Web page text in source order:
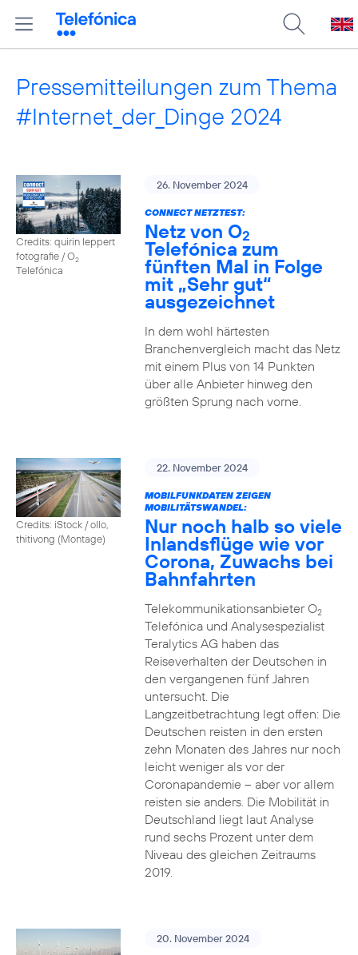
Pressemitteilungen zum Thema
#Internet_der_Dinge 2024
Credits: quirin leppert
fotografie / O2
Telefónica
26. November 2024
CONNECT NETZTEST:
Netz von O2
Telefónica zum
fünften Mal in Folge
mit „Sehr gut“
ausgezeichnet
In dem wohl härtesten
Branchenvergleich macht das Netz
mit einem Plus von 14 Punkten
über alle Anbieter hinweg den
größten Sprung nach vorne.
Credits: iStock / ollo,
thitivong (Montage)
22. November 2024
MOBILFUNKDATEN ZEIGEN
MOBILITÄTSWANDEL:
Nur noch halb so viele
Inlandsflüge wie vor
Corona, Zuwachs bei
Bahnfahrten
Telekommunikationsanbieter O2
Telefónica und Analysespezialist
Teralytics AG haben das
Reiseverhalten der Deutschen in
den vergangenen fünf Jahren
untersucht. Die
Langzeitbetrachtung legt offen: Die
Deutschen reisten in den ersten
zehn Monaten des Jahres nur noch
leicht weniger als vor der
Coronapandemie – aber vor allem
reisten sie anders. Die Mobilität in
Deutschland liegt laut Analyse
rund sechs Prozent unter dem
Niveau des gleichen Zeitraums
2019.
20. November 2024